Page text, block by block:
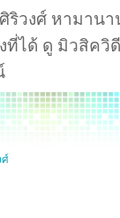
ริวงศ์ หามาน
ที่ได้ ดู มิวสิควิ
ศ์